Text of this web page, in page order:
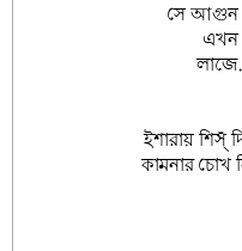
সে আগুন
এখন
ইশারায় শিস্
কামনার চোখ